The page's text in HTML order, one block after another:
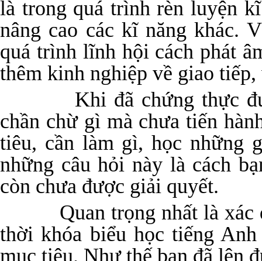
là trong quá trình rèn luyện
nâng cao các kĩ năng khác.
quá trình lĩnh hội cách phát
thêm kinh nghiệp về giao
Khi đã chứng thực
chần chừ gì mà chưa tiến
tiêu, cần làm gì, học những
những câu hỏi này là cách
còn chưa được giải quyết.
Quan trọng nhất là xác
thời khóa biểu học tiếng
mục tiêu. Như thế bạn đã lên